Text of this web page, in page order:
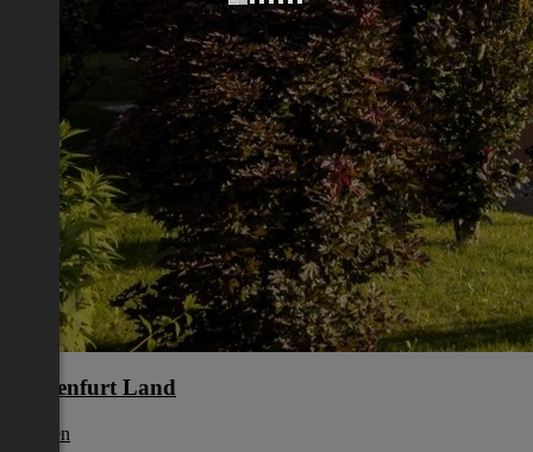
Klagenfurt Land
Kärnten